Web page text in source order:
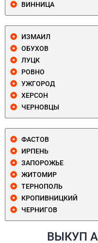
ВИННИЦА
ИЗМАИЛ
ОБУХОВ
ЛУЦК
РОВНО
УЖГОРОД
ХЕРСОН
ЧЕРНОВЦЫ
ФАСТОВ
ИРПЕНЬ
ЗАПОРОЖЬЕ
ЖИТОМИР
ТЕРНОПОЛЬ
КРОПИВНИЦКИЙ
ЧЕРНИГОВ
ВЫКУП